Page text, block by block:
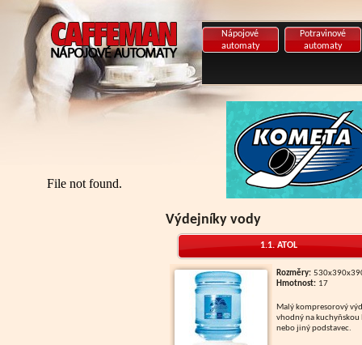
Nápojové
automaty
Potravinové
automaty
Výdejníky vody
1.1. ATOL
Rozměry:
Hmotnost: 17
Malý kompresorový výdejník
vhodný na
nebo jiný podstavec.